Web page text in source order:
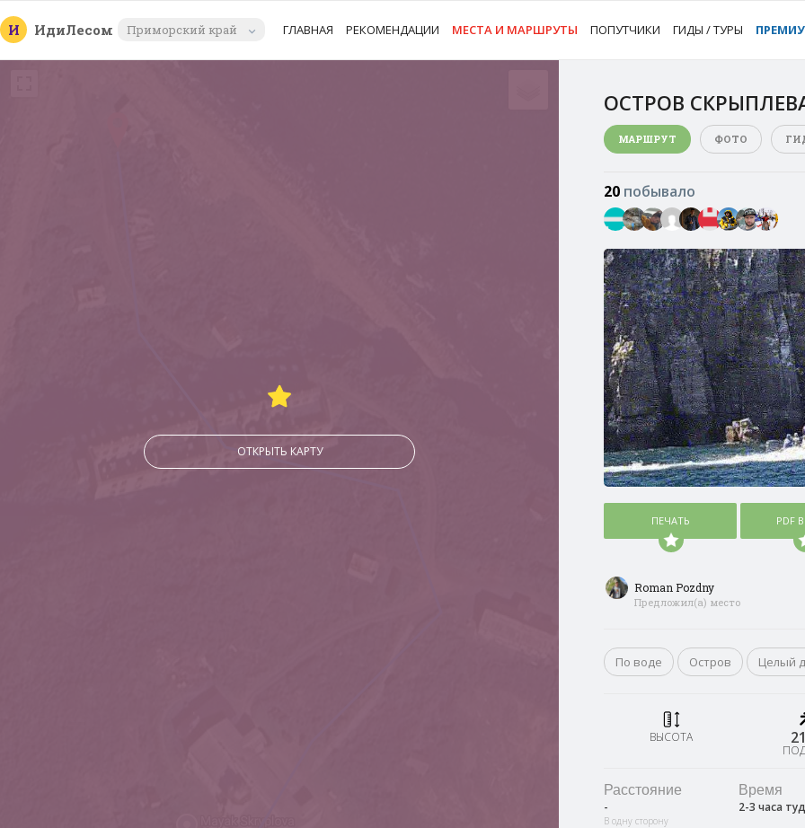
И ИдиЛесом Приморский край ГЛАВНАЯ РЕКОМЕНДАЦИИ МЕСТА И МАРШРУТЫ ПОПУТЧИКИ ГИДЫ / ТУРЫ
ОТКРЫТЬ КАРТУ
ОСТРОВ
МАРШРУТ ФОТО
20 побывало
ПЕЧАТЬ PDF
Roman Pozdny
Предложил(а) место
По воде Остров Целый
ВЫСОТА
Расстояние
-
В одну сторону
Время
2-3 часа